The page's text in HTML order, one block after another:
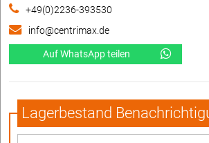
+49(0)2236-393530
info@centrimax.de
Auf WhatsApp teilen
Lagerbestand